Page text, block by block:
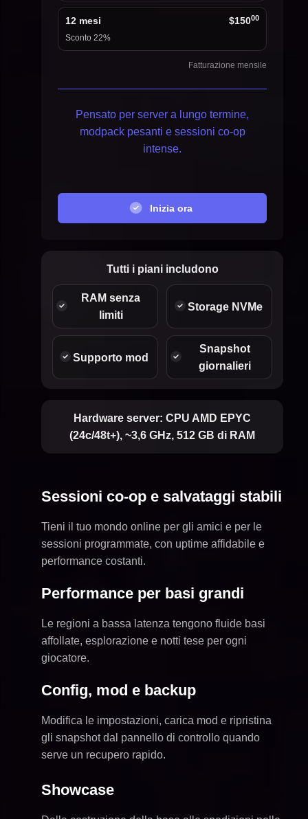
12 mesi $15000
Sconto 22%
Fatturazione mensile
Pensato per server a lungo termine,
modpack pesanti e sessioni co-op
intense.
Inizia ora
Tutti i piani includono
RAM senza
limiti
Storage NVMe
Supporto mod
Snapshot
giornalieri
Hardware server: CPU AMD EPYC
(24c/48t+), ~3,6 GHz, 512 GB di RAM
Sessioni co-op e salvataggi stabili
Tieni il tuo mondo online per gli amici e per le
sessioni programmate, con uptime affidabile e
performance costanti.
Performance per basi grandi
Le regioni a bassa latenza tengono fluide basi
affollate, esplorazione e notti tese per ogni
giocatore.
Config, mod e backup
Modifica le impostazioni, carica mod e ripristina
gli snapshot dal pannello di controllo quando
serve un recupero rapido.
Showcase